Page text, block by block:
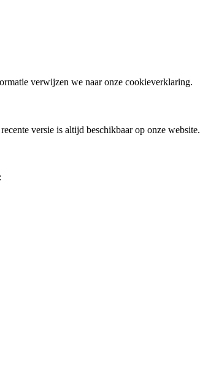
verwijzen we naar onze cookieverklaring.
versie is altijd beschikbaar op onze website.